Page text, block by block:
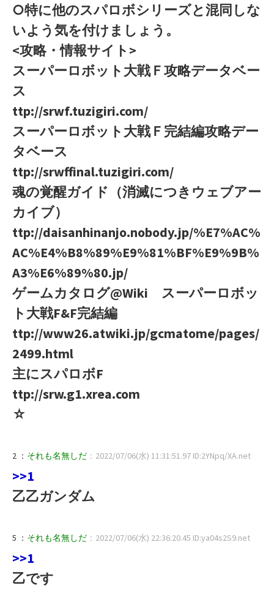
○特に他のスパロボシリーズと混同しな
いよう気を付けましょう。
<攻略・情報サイト>
スーパーロボット大戦Ｆ攻略データベー
ス
ttp://srwf.tuzigiri.com/
スーパーロボット大戦Ｆ完結編攻略デー
タベース
ttp://srwffinal.tuzigiri.com/
魂の覚醒ガイド（消滅につきウェブアー
カイブ）
ttp://daisanhinanjo.nobody.jp/%E7%AC%
AC%E4%B8%89%E9%81%BF%E9%9B%
A3%E6%89%80.jp/
ゲームカタログ@Wiki スーパーロボッ
ト大戦F&F完結編
ttp://www26.atwiki.jp/gcmatome/pages/
2499.html
主にスパロボF
ttp://srw.g1.xrea.com
☆
2 ： それも名無しだ ：2022/07/06(水) 11:31:51.97 ID:2YNpq/XA.net
>>1
乙乙ガンダム
5 ： それも名無しだ ：2022/07/06(水) 22:36:20.45 ID:ya04s2S9.net
>>1
乙です